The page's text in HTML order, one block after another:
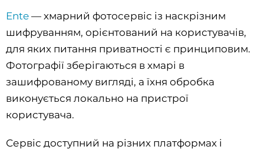
Ente — хмарний фотосервіс із наскрізним
шифруванням, орієнтований на користувачів,
для яких питання приватності є принциповим.
Фотографії зберігаються в хмарі в
зашифрованому вигляді, а їхня обробка
виконується локально на пристрої
користувача.
Сервіс доступний на різних платформах і